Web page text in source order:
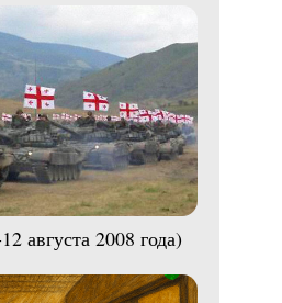
августа 2008 года)